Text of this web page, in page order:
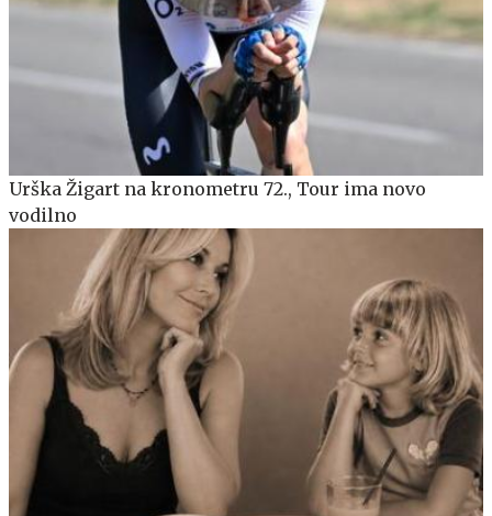
Urška Žigart na kronometru 72., Tour ima novo
vodilno